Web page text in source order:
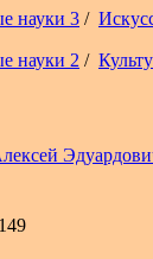
науки 3 /
науки 2 /